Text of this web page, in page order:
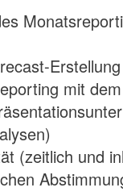
Erstellung
mit
(zeitlich und